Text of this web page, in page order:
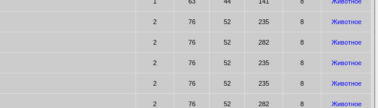
2 76 52 235 8 Животное
2 76 52 282 8 Животное
2 76 52 235 8 Животное
2 76 52 235 8 Животное
2 76 52 282 8 Животное